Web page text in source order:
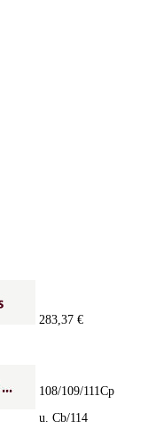
283,37 €
108/109/111Cp
u. Cb/114